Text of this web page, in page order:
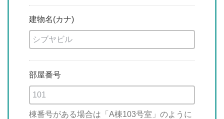
建物名(カナ)
部屋番号
棟番号がある場合は「A棟103号室」のように